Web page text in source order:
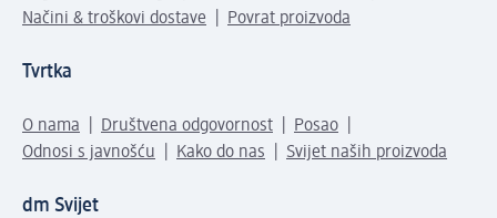
Načini & troškovi dostave
Povrat proizvoda
Tvrtka
O nama Društvena odgovornost
Posao
Odnosi s javnošću
Kako do nas Svijet naših proizvoda
dm Svijet